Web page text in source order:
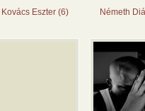
Kovács Eszter (6) Németh